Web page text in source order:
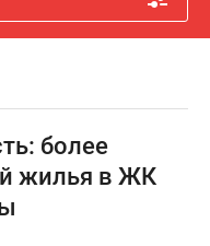
более
жилья в ЖК